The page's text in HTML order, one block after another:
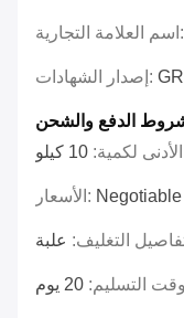
اسم العلامة التجارية:
إصدار الشهادات:
الدفع والشحن
الأدنى لكمية: 10 كيلو
الأسعار: Negotiable
التغليف: علبة
وقت التسليم: 20 يوم